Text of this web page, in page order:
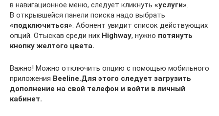
в навигационное меню, следует кликнуть «услуги».
В открывшейся панели поиска надо выбрать
«подключиться». Абонент увидит список действующих
опций. Отыскав среди них Highway, нужно потянуть
кнопку желтого цвета.
Важно! Можно отключить опцию с помощью мобильного
приложения Beeline.Для этого следует загрузить
дополнение на свой телефон и войти в личный
кабинет.